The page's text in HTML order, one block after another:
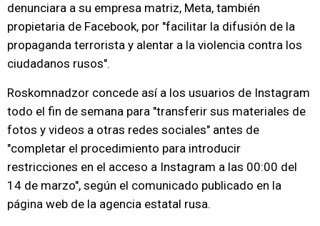
denunciara a su empresa matriz, Meta, también
propietaria de Facebook, por "facilitar la difusión de la
propaganda terrorista y alentar a la violencia contra los
ciudadanos rusos".
Roskomnadzor concede así a los usuarios de Instagram
todo el fin de semana para "transferir sus materiales de
fotos y videos a otras redes sociales" antes de
"completar el procedimiento para introducir
restricciones en el acceso a Instagram a las 00:00 del
14 de marzo", según el comunicado publicado en la
página web de la agencia estatal rusa.